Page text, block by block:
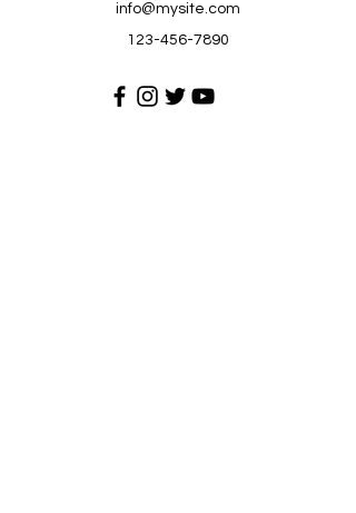
info@mysite.com
123-456-7890